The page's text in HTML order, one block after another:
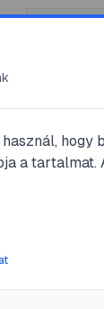
hogy
a